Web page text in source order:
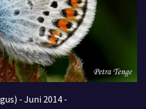
- Juni 2014 -